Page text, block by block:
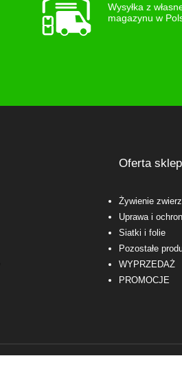
Wysyłka z
magazynu w
Oferta
Żywienie
Uprawa i
Siatki i folie
Pozostałe
WYPRZEDAŻ
PROMOCJE